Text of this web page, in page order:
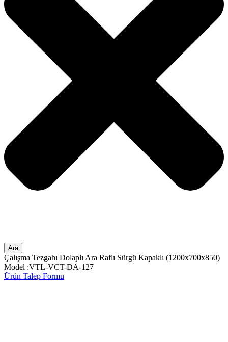
Ara
Çalışma Tezgahı Dolaplı Ara Raflı Sürgü Kapaklı (1200x700x850)
Model :VTL-VCT-DA-127
Ürün Talep Formu